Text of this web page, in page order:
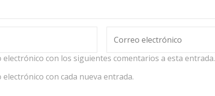
electrónico con los siguientes comentarios a esta entrada.
con cada nueva entrada.